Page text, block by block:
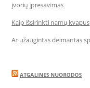
įvorių įpresavimas
Kaip išsirinkti namų kvapus
Ar užaugintas deimantas
ATGALINES NUORODOS